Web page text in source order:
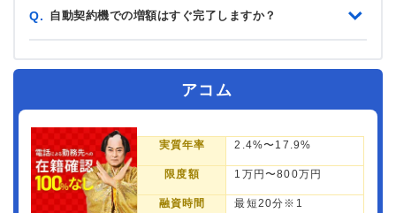
Q. 自動契約機での増額はすぐ完了しますか？
アコム
実質年率 2.4%〜17.9%
限度額 1万円〜800万円
融資時間 最短20分※1